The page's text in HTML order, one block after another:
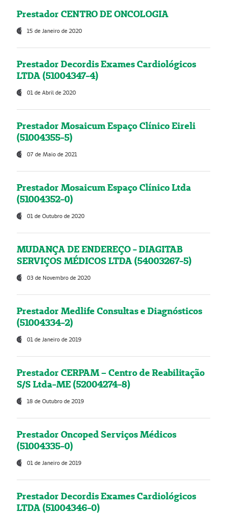
Prestador CENTRO DE ONCOLOGIA
15 de Janeiro de 2020
Prestador Decordis Exames Cardiológicos
LTDA (51004347-4)
01 de Abril de 2020
Prestador Mosaicum Espaço Clínico Eireli
(51004355-5)
07 de Maio de 2021
Prestador Mosaicum Espaço Clínico Ltda
(51004352-0)
01 de Outubro de 2020
MUDANÇA DE ENDEREÇO - DIAGITAB
SERVIÇOS MÉDICOS LTDA (54003267-5)
03 de Novembro de 2020
Prestador Medlife Consultas e Diagnósticos
(51004334-2)
01 de Janeiro de 2019
Prestador CERPAM – Centro de Reabilitação
S/S Ltda-ME (52004274-8)
18 de Outubro de 2019
Prestador Oncoped Serviços Médicos
(51004335-0)
01 de Janeiro de 2019
Prestador Decordis Exames Cardiológicos
LTDA (51004346-0)